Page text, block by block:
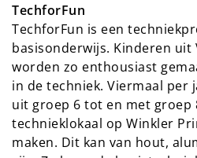
TechforFun
TechforFun is een
basisonderwijs. Kinderen uit
worden zo enthousiast
in de techniek. Viermaal per
uit groep 6 tot en met groep
technieklokaal op Winkler
maken. Dit kan van hout,